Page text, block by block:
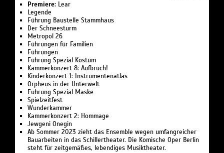
Premiere: Lear
Legende
Führung Bau­stelle Stamm­haus
Der Schnee­sturm
Metropol 26
Führungen für Familien
Führungen
Führung Spezial Kostüm
Kammerkonzert 8: Aufbruch!
Kinderkonzert 1: Instru­men­ten­atlas
Or­pheus in der Un­ter­welt
Führung Spezial Maske
Spielzeit­fest
Wunder­kammer
Kammerkonzert 2: Hommage
Jewgeni Onegin
Ab Sommer 2023 zieht das Ensemble wegen umfangreicher
Bauarbeiten in das Schillertheater. Die Komische Oper Berlin
steht für zeitgemäßes, lebendiges Musiktheater.